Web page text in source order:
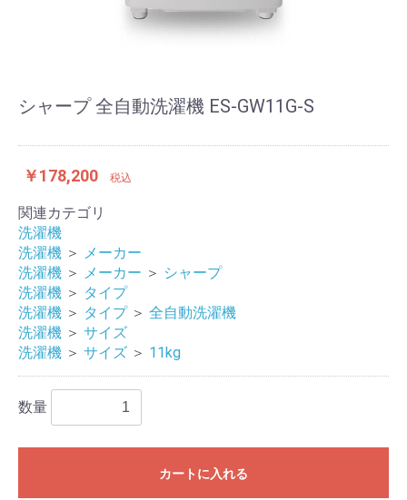
シャープ 全自動洗濯機 ES-GW11G-S
￥178,200 税込
関連カテゴリ
洗濯機
洗濯機 ＞ メーカー
洗濯機 ＞ メーカー ＞ シャープ
洗濯機 ＞ タイプ
洗濯機 ＞ タイプ ＞ 全自動洗濯機
洗濯機 ＞ サイズ
洗濯機 ＞ サイズ ＞ 11kg
数量
カートに入れる